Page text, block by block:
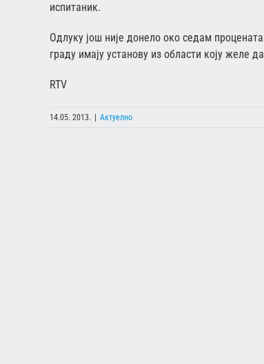
испитаник.
Одлуку још није донело око седам
граду имају установу из области коју желе
RTV
14.05. 2013. Актуелно